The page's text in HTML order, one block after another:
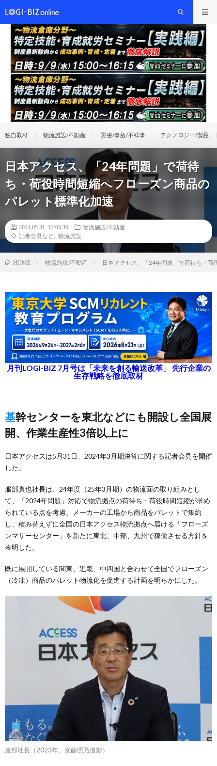
独自取材 物流施設/不動産 災害/事故/不祥事 テクノロジー/製品
日本アクセス、「24年問題」で荷待
ち・荷役時間短縮へフローズン商品の
パレット標準化加速
2024.05.31 12:05:30
物流施設/不動産
記者会見など
物流施設
HOME 物流施設/不動産 日本アクセス、「24年問題」で荷待ち・
月刊LOGI-BIZ 7月号は「未来を創る輸送改革」 先行企業の
生存戦略を徹底取材
基幹センターを東北などにも開設し全国展
開、作業生産性3倍以上に
日本アクセスは5月31日、2024年3月期決算に関する記者会見を開催
した。
服部真也社長は、24年度（25年3月期）の物流面の取り組みとし
て、「2024年問題」対応で物流拠点の荷待ち・荷役時間短縮が求め
られている点を考慮。メーカーの工場から商品をパレットで集約
し、積み替えずに全国の日本アクセス物流拠点へ届ける「フローズ
ンマザーセンター」を新たに東北、中部、九州で稼働させる方針を
表明した。
既に展開している関東、近畿、中四国と合わせて全国でフローズン
（冷凍）商品のパレット物流化を促進する計画を明らかにした。
服部社長（2023年、安藤照乃撮影）